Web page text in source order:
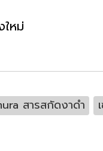
หม่
สารสกัดงาดำ